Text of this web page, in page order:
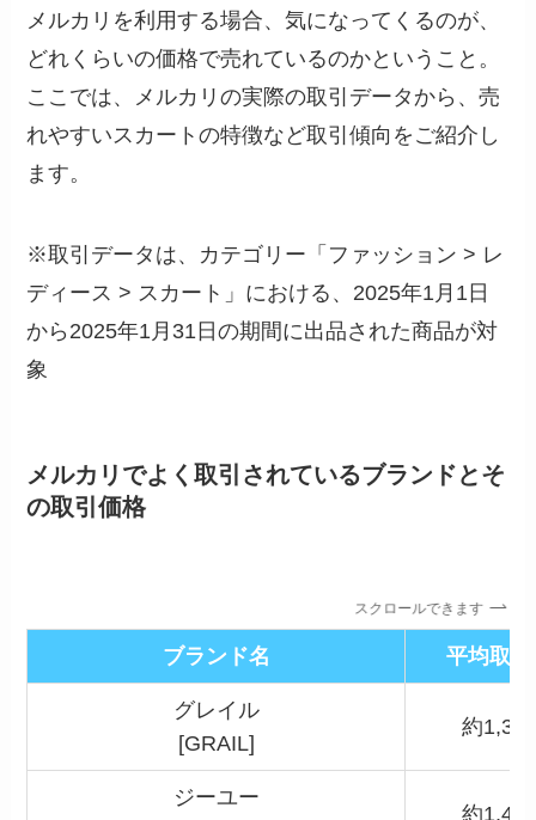
メルカリを利用する場合、気になってくるのが、
どれくらいの価格で売れているのかということ。
ここでは、メルカリの実際の取引データから、売
れやすいスカートの特徴など取引傾向をご紹介し
ます。
※取引データは、カテゴリー「ファッション > レ
ディース > スカート」における、2025年1月1日
から2025年1月31日の期間に出品された商品が対
象
メルカリでよく取引されているブランドとそ
の取引価格
スクロールできます
ブランド名 平均取
グレイル
[GRAIL]
約
ジーユー
約